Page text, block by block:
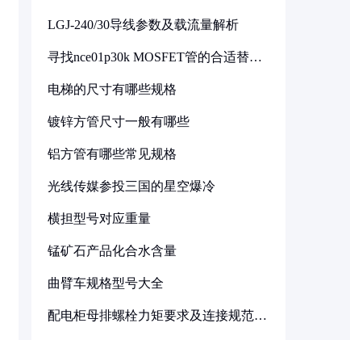
LGJ-240/30导线参数及载流量解析
寻找nce01p30k MOSFET管的合适替代
电梯的尺寸有哪些规格
镀锌方管尺寸一般有哪些
铝方管有哪些常见规格
光线传媒参投三国的星空爆冷
横担型号对应重量
锰矿石产品化合水含量
曲臂车规格型号大全
配电柜母排螺栓力矩要求及连接规范详